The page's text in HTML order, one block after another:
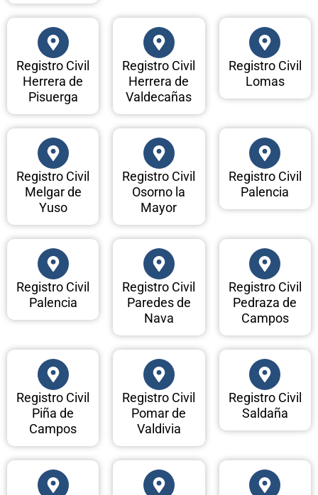
Registro Civil
Herrera de
Pisuerga
Registro Civil
Herrera de
Valdecañas
Registro Civil
Lomas
Registro Civil
Melgar de
Yuso
Registro Civil
Osorno la
Mayor
Registro Civil
Palencia
Registro Civil
Palencia
Registro Civil
Paredes de
Nava
Registro Civil
Pedraza de
Campos
Registro Civil
Piña de
Campos
Registro Civil
Pomar de
Valdivia
Registro Civil
Saldaña